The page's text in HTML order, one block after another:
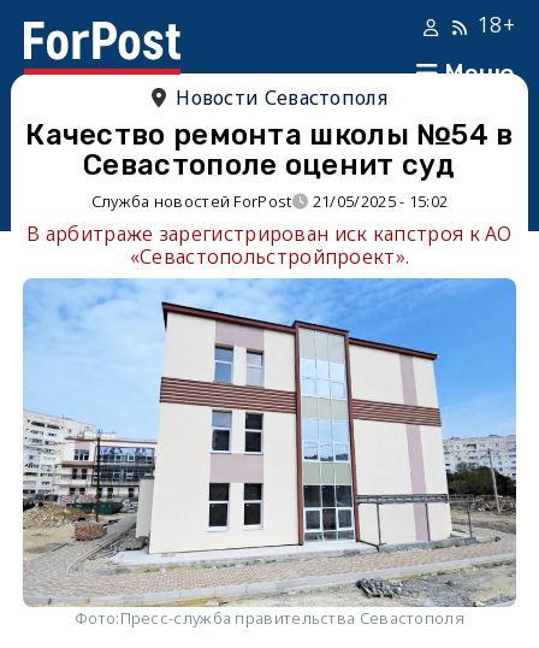
Меню
18+
Новости Севастополя
Качество ремонта школы №54 в
Севастополе оценит суд
Служба новостей ForPost 21/05/2025 - 15:02
В арбитраже зарегистрирован иск капстроя к АО
«Севастопольстройпроект».
Фото:Пресс-служба правительства Севастополя